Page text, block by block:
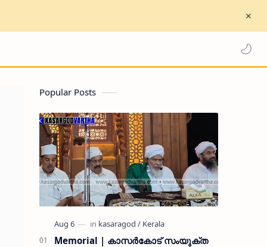
Popular Posts
Memorial | കാസർകോട് സംയുക്ത